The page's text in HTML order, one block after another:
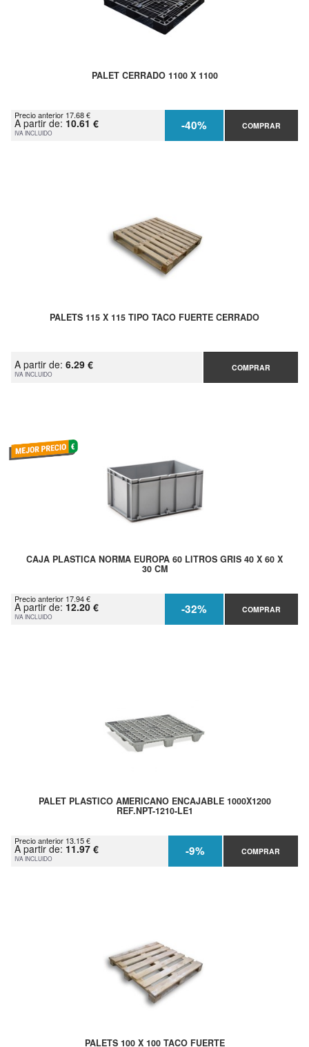
PALET CERRADO 1100 X 1100
Precio anterior 17.68 €
A partir de: 10.61 €
IVA INCLUIDO -40% COMPRAR
PALETS 115 X 115 TIPO TACO FUERTE CERRADO
A partir de: 6.29 €
IVA INCLUIDO
COMPRAR
CAJA PLASTICA NORMA EUROPA 60 LITROS GRIS 40 X 60 X
30 CM
Precio anterior 17.94 €
A partir de: 12.20 €
IVA INCLUIDO -32% COMPRAR
PALET PLASTICO AMERICANO ENCAJABLE 1000X1200
REF.NPT-1210-LE1
Precio anterior 13.15 €
A partir de: 11.97 €
IVA INCLUIDO -9% COMPRAR
PALETS 100 X 100 TACO FUERTE